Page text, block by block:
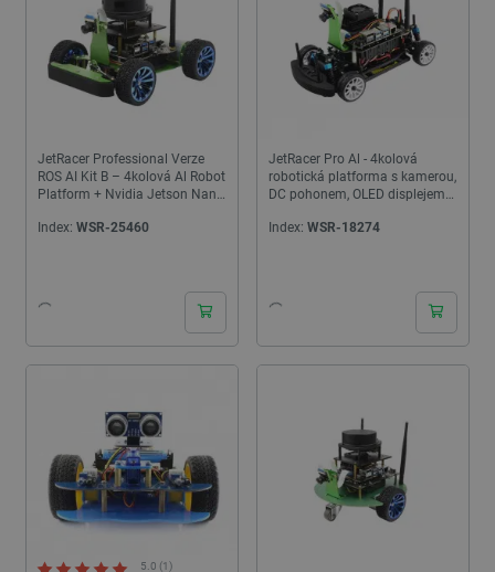
JetRacer Professional Verze
ROS AI Kit B – 4kolová Al Robot
Platform + Nvidia Jetson Nano
Index: WSR-25460
JetRacer Pro Al - 4kolová
robotická platforma s kamerou,
DC pohonem, OLED displejem
Index: WSR-18274
5.0 (1)